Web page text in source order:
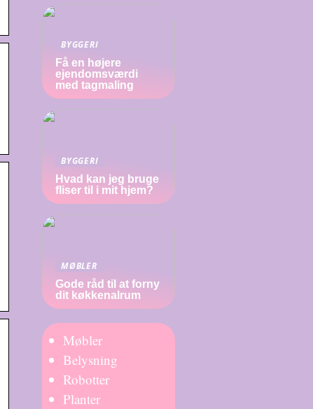
BYGGERI
Få en højere
ejendomsværdi
med tagmaling
BYGGERI
Hvad kan jeg bruge
fliser til i mit hjem?
MØBLER
Gode råd til at forny
dit køkkenalrum
Møbler
Belysning
Robotter
Planter